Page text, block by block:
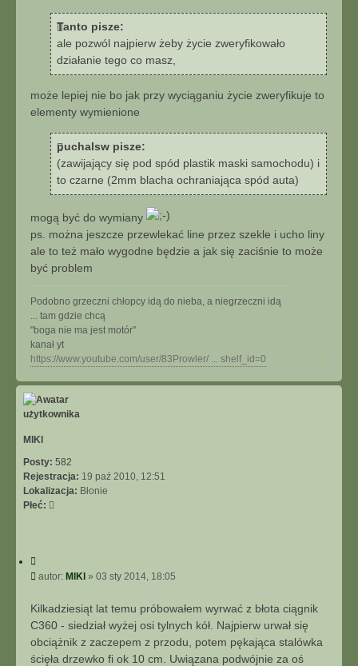
Tanto pisze:
ale pozwól najpierw żeby życie zweryfikowało
działanie tego co masz,
może lepiej nie bo jak przy wyciąganiu życie zweryfikuje to
elementy wymienione
puchalsw pisze:
(zawijający się pod spód plastik maski samochodu) i
to czarne (2mm blacha ochraniająca spód auta)
mogą być do wymiany
ps. można jeszcze przewlekać line przez szekle i ucho liny
ale to też mało wygodne będzie a jak się zaciśnie to może
być problem
Podobno grzeczni chłopcy idą do nieba, a niegrzeczni idą
... tam gdzie chcą
"boga nie ma jest motór"
kanał yt
https://www.youtube.com/user/83Prowler/ ... shelf_id=0
g
MlKl
Posty: 582
Rejestracja: 19 paź 2010, 12:51
Lokalizacja: Błonie
Płeć:
y
j
P
s
t
autor: MlKl » 03 sty 2014, 18:05
Kilkadziesiąt lat temu próbowałem wyrwać z błota ciągnik
C360 - siedział wyżej osi tylnych kół. Najpierw urwał się
obciążnik z zaczepem z przodu, potem pękająca stalówka
ścięła drzewko fi ok 10 cm. Uwiązana podwójnie za oś